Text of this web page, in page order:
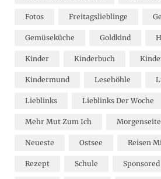
Fotos Freitagslieblinge
Gemüseküche Goldkind
Kinder Kinderbuch
Kindermund Lesehöhle
Lieblinks Lieblinks Der Woche
Mehr Mut Zum Ich
Neueste Ostsee Reisen
Rezept Schule Sponsored